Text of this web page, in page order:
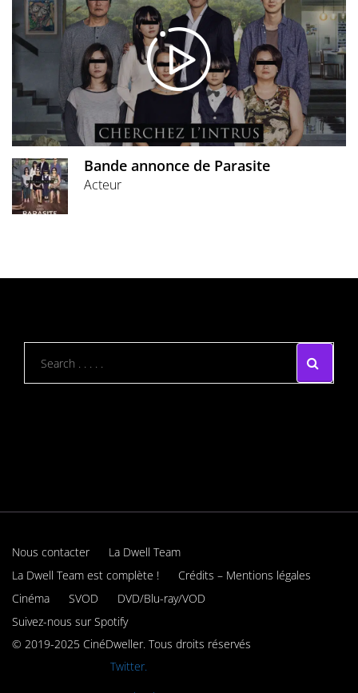
Bande annonce de Parasite
Acteur
Nous contacter
La Dwell Team
La Dwell Team est complète !
Crédits – Mentions légales
Cinéma
SVOD
DVD/Blu-ray/VOD
Suivez-nous sur Spotify
© 2019-2025 CinéDweller. Tous droits réservés
Twitter.